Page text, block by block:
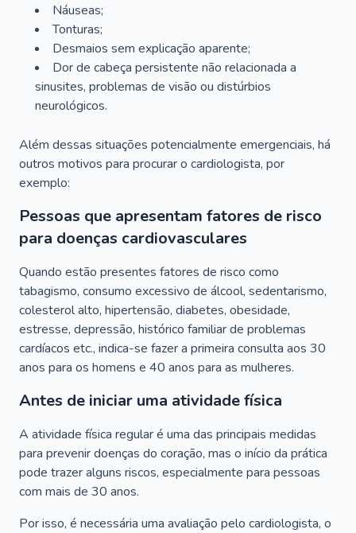
Náuseas;
Tonturas;
Desmaios sem explicação aparente;
Dor de cabeça persistente não relacionada a
sinusites, problemas de visão ou distúrbios
neurológicos.
Além dessas situações potencialmente emergenciais, há
outros motivos para procurar o cardiologista, por
exemplo:
Pessoas que apresentam fatores de risco
para doenças cardiovasculares
Quando estão presentes fatores de risco como
tabagismo, consumo excessivo de álcool, sedentarismo,
colesterol alto, hipertensão, diabetes, obesidade,
estresse, depressão, histórico familiar de problemas
cardíacos etc., indica-se fazer a primeira consulta aos 30
anos para os homens e 40 anos para as mulheres.
Antes de iniciar uma atividade física
A atividade física regular é uma das principais medidas
para prevenir doenças do coração, mas o início da prática
pode trazer alguns riscos, especialmente para pessoas
com mais de 30 anos.
Por isso, é necessária uma avaliação pelo cardiologista, o